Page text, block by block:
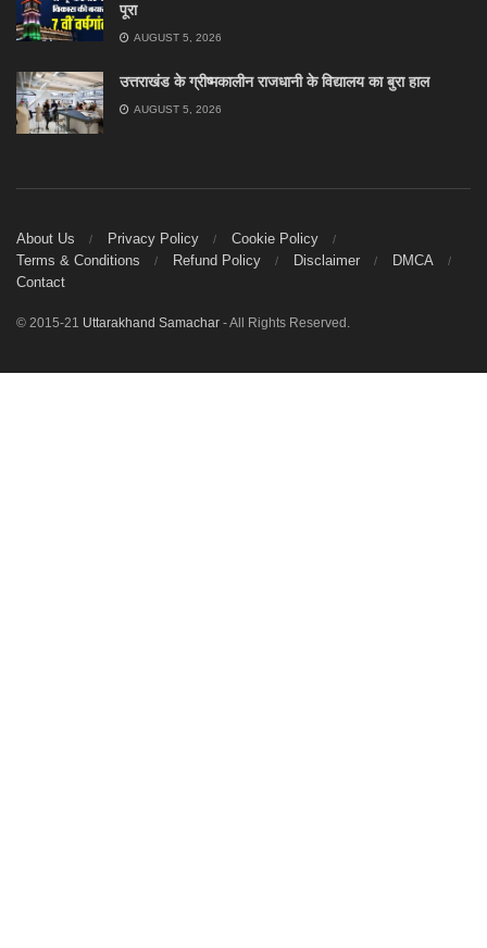
पूरा
AUGUST 5, 2026
उत्तराखंड के ग्रीष्मकालीन राजधानी के विद्यालय का बुरा हाल
AUGUST 5, 2026
About Us Privacy Policy
Cookie Policy
Terms & Conditions
Refund Policy Disclaimer
DMCA
Contact
© 2015-21 Uttarakhand Samachar - All Rights Reserved.